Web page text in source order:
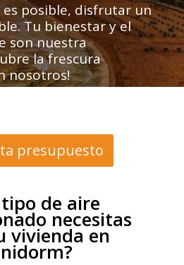
posible, disfrutar un
Tu bienestar y el
son nuestra
la frescura
nosotros!
presupuesto
de aire
necesitas
vivienda en